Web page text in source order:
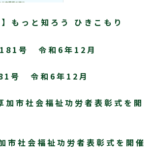
】もっと知ろう ひきこもり
号 令和6年12月
社会福祉功労者表彰式を開催